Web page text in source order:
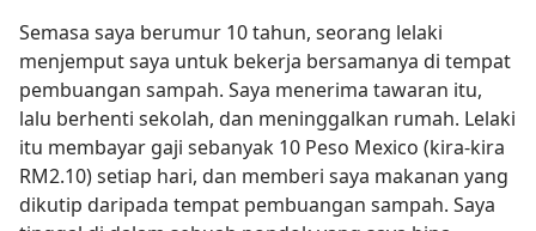
Semasa saya berumur 10 tahun, seorang lelaki
menjemput saya untuk bekerja bersamanya di tempat
pembuangan sampah. Saya menerima tawaran itu,
lalu berhenti sekolah, dan meninggalkan rumah. Lelaki
itu membayar gaji sebanyak 10 Peso Mexico (kira-kira
RM2.10) setiap hari, dan memberi saya makanan yang
dikutip daripada tempat pembuangan sampah. Saya